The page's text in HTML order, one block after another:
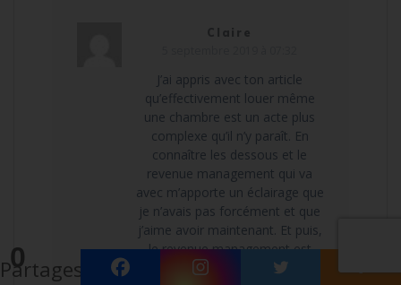
0
Partages
J’ai appris avec ton article
qu’effectivement louer même
une chambre est un acte plus
complexe qu’il n’y paraît. En
connaître les dessous et le
revenue management qui va
avec m’apporte un éclairage que
je n’avais pas forcément et que
j’aime avoir maintenant. Et puis,
le revenue management est
utile dans tous les domaines 😉